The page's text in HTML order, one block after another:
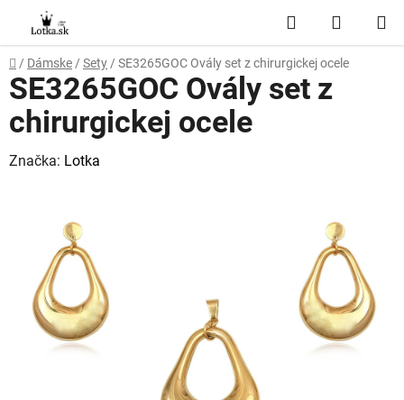
obsah
Hľadať
KOŠÍK
Domov
/ Dámske / Sety / SE3265GOC Ovály set z chirurgickej ocele
SE3265GOC Ovály set z
chirurgickej ocele
Značka: Lotka